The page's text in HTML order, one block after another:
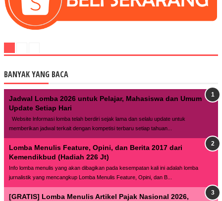
BANYAK YANG BACA
Jadwal Lomba 2026 untuk Pelajar, Mahasiswa dan Umum
Update Setiap Hari
Website lnformasi lomba telah berdiri sejak lama dan selalu update untuk
memberikan jadwal terkait dengan kompetisi terbaru setiap tahuan...
Lomba Menulis Feature, Opini, dan Berita 2017 dari
Kemendikbud (Hadiah 226 Jt)
Info lomba menulis yang akan dibagikan pada kesempatan kali ini adalah lomba
jurnalistik yang mencangkup Lomba Menulis Feature, Opini, dan B...
[GRATIS] Lomba Menulis Artikel Pajak Nasional 2026,